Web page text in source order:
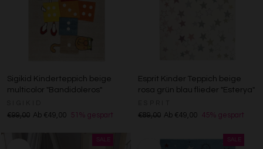
Sigikid Kinderteppich beige
multicolor "Bandidoleros"
€99,00 Ab €49,00 51% gespart
Esprit Kinder Teppich beige
rosa grün blau flieder "Esterya"
€89,00 Ab €49,00 45% gespart